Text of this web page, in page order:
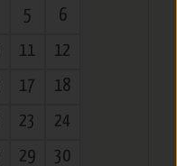
5 6
11 12
17 18
23 24
29 30